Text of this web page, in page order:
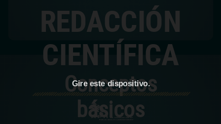
REDACCIÓN
CIENTÍFICA
Conceptos
básicos
Gire este dispositivo.